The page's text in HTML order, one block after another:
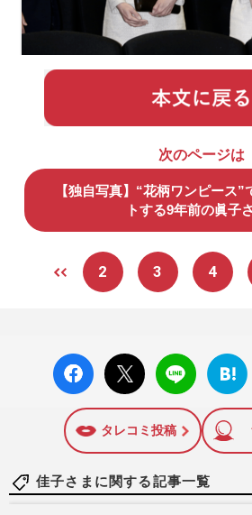
次のページは
【独自写真】“花柄ワンピース”
トする9年前の眞子
2 3 4
facebo
ok い
X ポス
ト
LINE
はてな
ブック
に追加
タレコミ投稿
佳子さまに関する記事一覧